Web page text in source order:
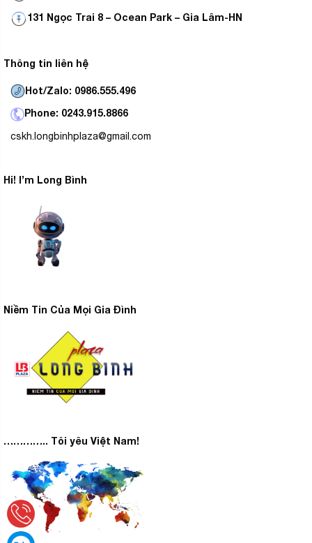
131 Ngọc Trai 8 – Ocean Park – Gia Lâm-HN
Thông tin liên hệ
Hot/Zalo: 0986.555.496
Phone: 0243.915.8866
cskh.longbinhplaza@gmail.com
Hi! I’m Long Bình
Niềm Tin Của Mọi Gia Đình
………….. Tôi yêu Việt Nam!